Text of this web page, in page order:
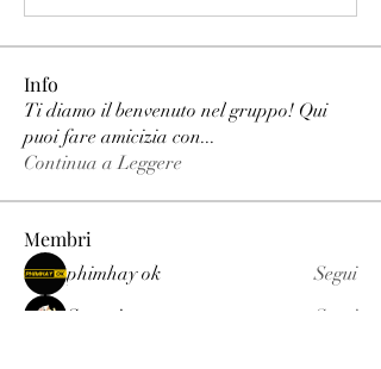
Info
Ti diamo il benvenuto nel gruppo! Qui
puoi fare amicizia con...
Continua a Leggere
Membri
phimhay ok
Segui
Sun win
Segui